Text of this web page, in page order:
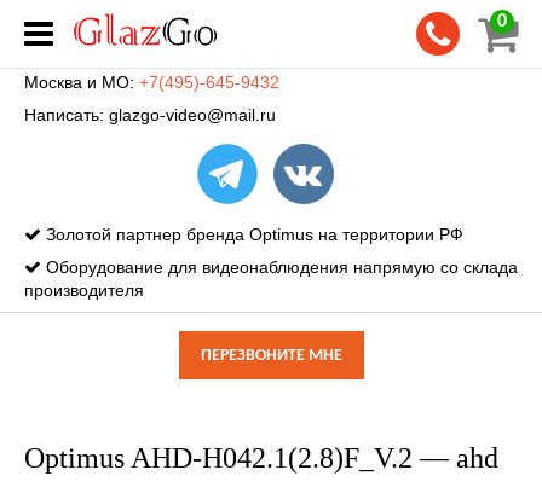
0
Москва и МО: +7(495)-645-9432
Написать: glazgo-video@mail.ru
Золотой партнер бренда Optimus на территории РФ
Оборудование для видеонаблюдения напрямую со склада
производителя
ПЕРЕЗВОНИТЕ МНЕ
Optimus AHD-H042.1(2.8)F_V.2 — ahd